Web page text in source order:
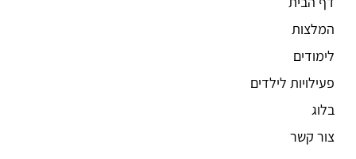
המלצות
לימודים
פעילויות לילדים
בלוג
צור קשר